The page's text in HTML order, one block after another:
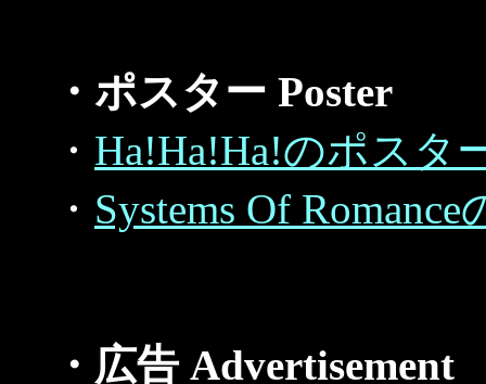
・ポスター Poster
・ Ha!Ha!Ha!のポスタ
・ Systems Of
・広告 Advertisement